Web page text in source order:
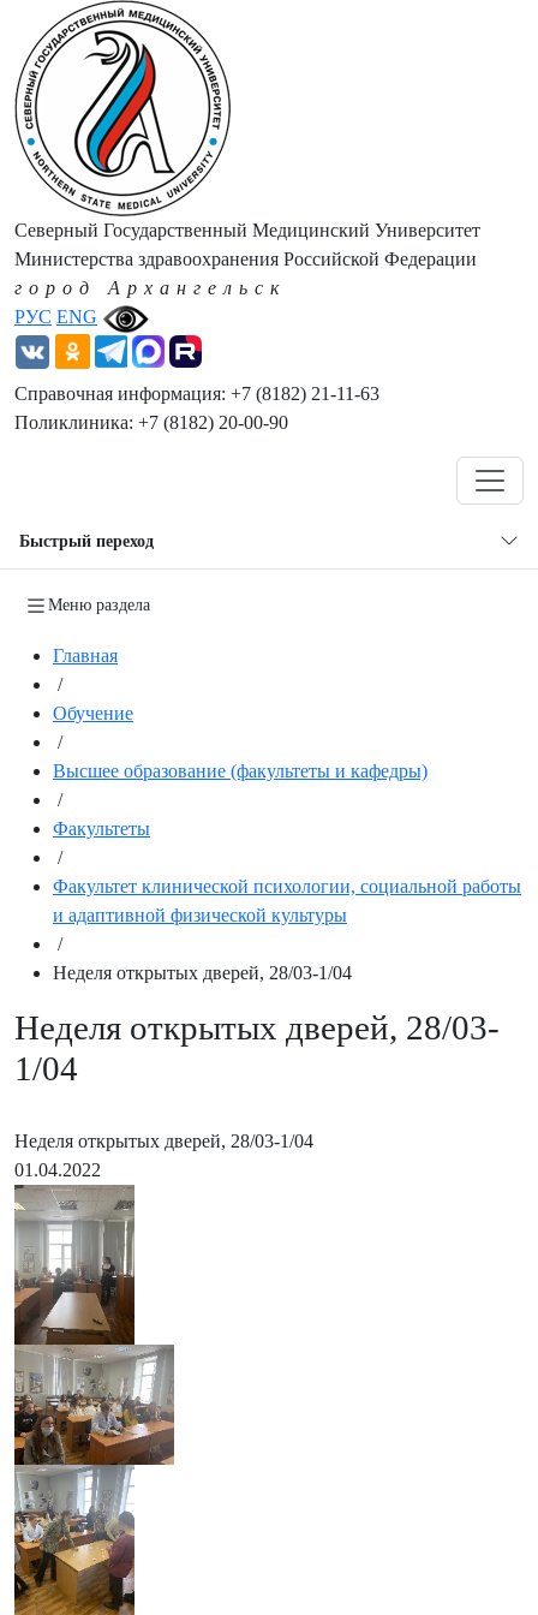
РУС ENG
Северный Государственный Медицинский Университет
Министерства здравоохранения Российской Федерации
город Архангельск
Справочная информация: +7 (8182) 21-11-63
Поликлиника: +7 (8182) 20-00-90
Быстрый переход
Меню раздела
Главная
/
Обучение
/
Высшее образование (факультеты и кафедры)
/
Факультеты
/
Факультет клинической психологии, социальной работы
и адаптивной физической культуры
/
Неделя открытых дверей, 28/03-1/04
Неделя открытых дверей, 28/03-
1/04
Неделя открытых дверей, 28/03-1/04
01.04.2022